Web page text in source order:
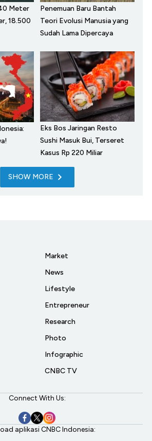
Meter
18.500
Penemuan Baru Bantah
Teori Evolusi Manusia yang
Sudah Lama Dipercaya
Eks Bos Jaringan Resto
Sushi Masuk Bui, Terseret
Kasus Rp 220 Miliar
SHOW MORE
Market
News
Lifestyle
Entrepreneur
Research
Photo
Infographic
CNBC TV
Connect With Us:
aplikasi CNBC Indonesia: